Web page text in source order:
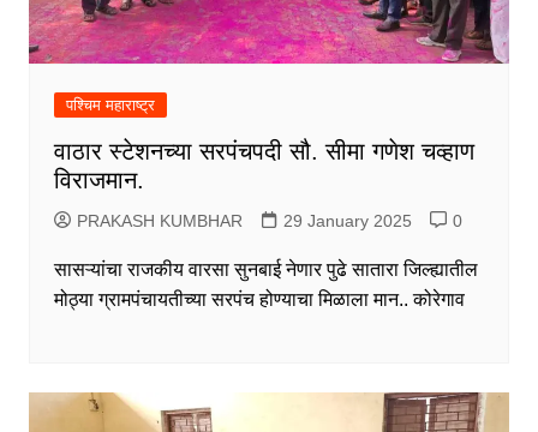
पश्चिम महाराष्ट्र
वाठार स्टेशनच्या सरपंचपदी सौ. सीमा गणेश चव्हाण
विराजमान.
PRAKASH KUMBHAR 29 January 2025 0
सासऱ्यांचा राजकीय वारसा सुनबाई नेणार पुढे सातारा जिल्ह्यातील
मोठ्या ग्रामपंचायतीच्या सरपंच होण्याचा मिळाला मान.. कोरेगाव